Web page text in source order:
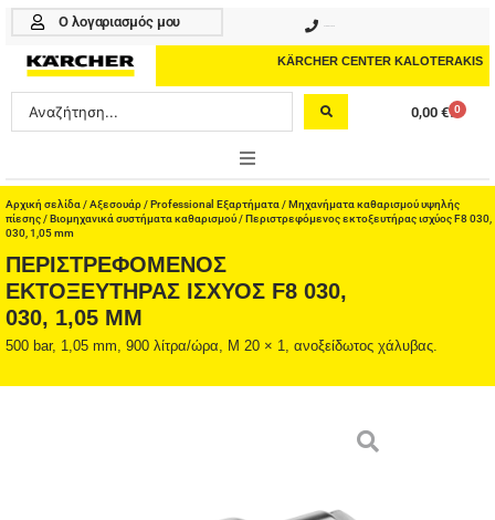
Μετάβαση
περιεχόμενο
Ο λογαριασμός μου
KÄRCHER CENTER KALOTERAKIS
Search
...
0,00 € 0
Cart
ONLINE SHOP
PROFESSIONAL
ΑΞΕΣΟΥΑΡ
ΚΑΘΑΡΙΣΤΙΚΑ
Αρχική σελίδα /Αξεσουάρ/Professional Εξαρτήματα /Μηχανήματα καθαρισμού υψηλής
πίεσης/Βιομηχανικά συστήματα καθαρισμού/ Περιστρεφόμενος εκτοξευτήρας ισχύος F8 030,
030, 1,05 mm
ΠΕΡΙΣΤΡΕΦΌΜΕΝΟΣ
ΕΚΤΟΞΕΥΤΉΡΑΣ ΙΣΧΎΟΣ F8 030,
030, 1,05 MM
500 bar, 1,05 mm, 900 λίτρα/ώρα, M 20 × 1, ανοξείδωτος χάλυβας.